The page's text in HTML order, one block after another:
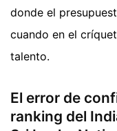
donde el
cuando en el
talento.
El error de
ranking del